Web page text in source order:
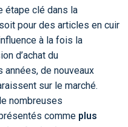
étape clé dans la
pour des articles en cuir
à la fois la
d’achat du
années, de nouveaux
sur le marché.
nombreuses
comme plus